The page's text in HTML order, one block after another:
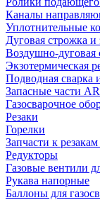
Каналы
Уплотнительные
Дуговая строжка и
Воздушно-дуговая
Экзотермическая
Подводная сварка
Запасные части
Газосварочное
Резаки
Горелки
Запчасти к
Редукторы
Газовые вентили
Рукава напорные
Баллоны для